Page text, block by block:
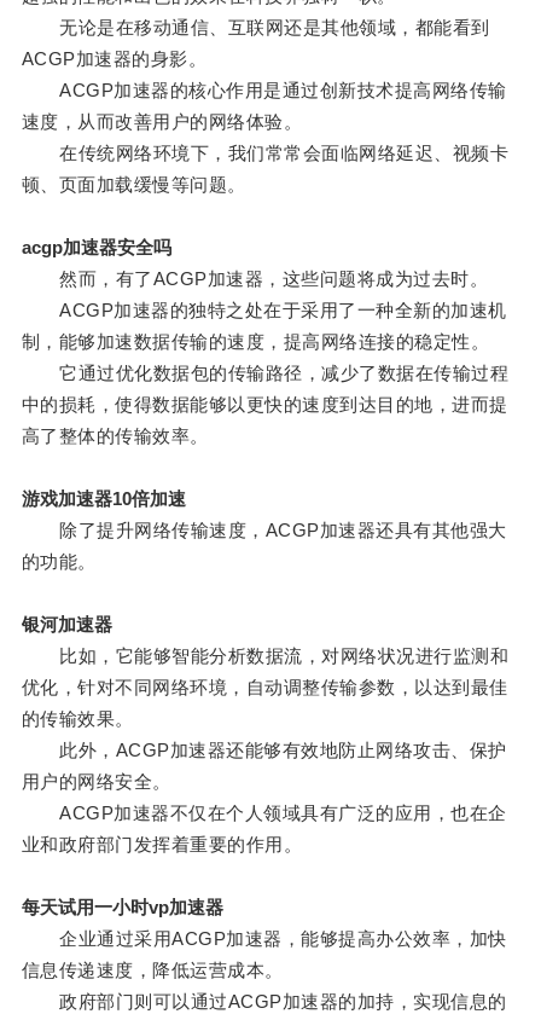
无论是在移动通信、互联网还是其他领域，都能看到
ACGP加速器的身影。
ACGP加速器的核心作用是通过创新技术提高网络传输
速度，从而改善用户的网络体验。
在传统网络环境下，我们常常会面临网络延迟、视频卡
顿、页面加载缓慢等问题。
acgp加速器安全吗
然而，有了ACGP加速器，这些问题将成为过去时。
ACGP加速器的独特之处在于采用了一种全新的加速机
制，能够加速数据传输的速度，提高网络连接的稳定性。
它通过优化数据包的传输路径，减少了数据在传输过程
中的损耗，使得数据能够以更快的速度到达目的地，进而提
高了整体的传输效率。
游戏加速器10倍加速
除了提升网络传输速度，ACGP加速器还具有其他强大
的功能。
银河加速器
比如，它能够智能分析数据流，对网络状况进行监测和
优化，针对不同网络环境，自动调整传输参数，以达到最佳
的传输效果。
此外，ACGP加速器还能够有效地防止网络攻击、保护
用户的网络安全。
ACGP加速器不仅在个人领域具有广泛的应用，也在企
业和政府部门发挥着重要的作用。
每天试用一小时vp加速器
企业通过采用ACGP加速器，能够提高办公效率，加快
信息传递速度，降低运营成本。
政府部门则可以通过ACGP加速器的加持，实现信息的